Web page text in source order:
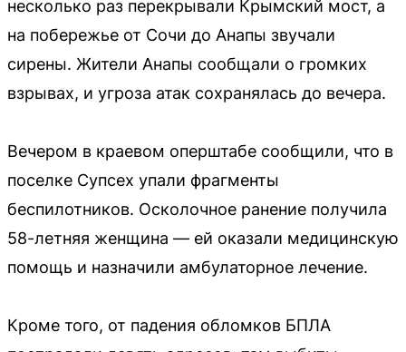
несколько раз перекрывали Крымский мост, а
на побережье от Сочи до Анапы звучали
сирены. Жители Анапы сообщали о громких
взрывах, и угроза атак сохранялась до вечера.
Вечером в краевом оперштабе сообщили, что в
поселке Супсех упали фрагменты
беспилотников. Осколочное ранение получила
58-летняя женщина — ей оказали медицинскую
помощь и назначили амбулаторное лечение.
Кроме того, от падения обломков БПЛА